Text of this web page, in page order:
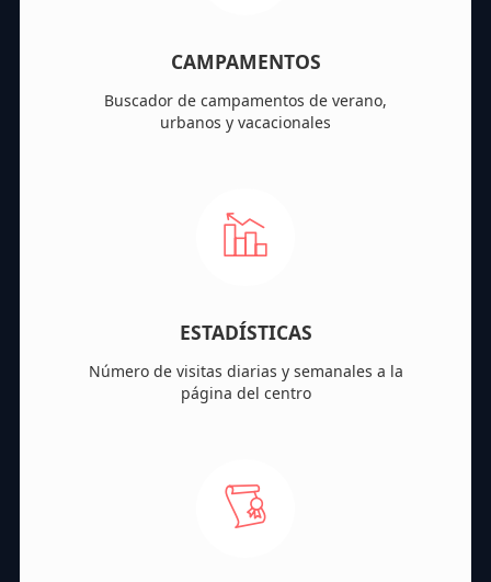
CAMPAMENTOS
Buscador de campamentos de verano,
urbanos y vacacionales
ESTADÍSTICAS
Número de visitas diarias y semanales a la
página del centro